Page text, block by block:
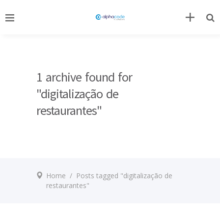
1 archive found for
"digitalização de
restaurantes"
Home / Posts tagged "digitalização de
restaurantes"